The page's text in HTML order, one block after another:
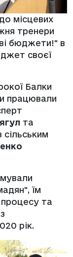
місцевих
тренери
бюджети!" в
своєї
Балки
працювали
та
їм
та
рік.